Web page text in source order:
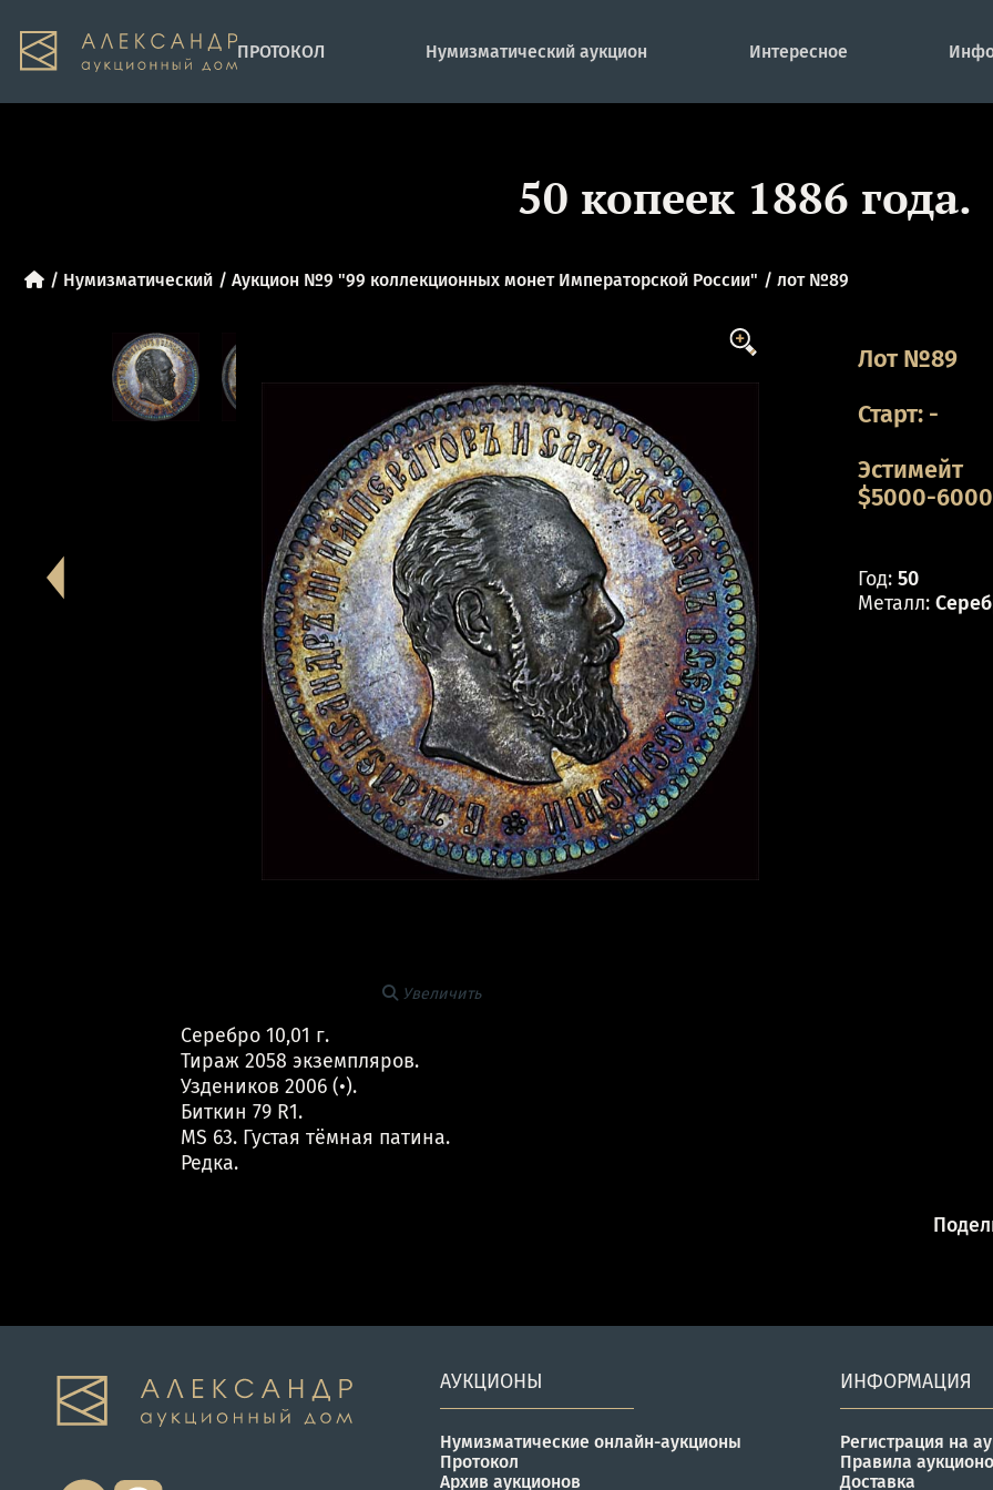
ПРОТОКОЛ Нумизматический аукцион Интересное
50 копеек 1886 года.
Нумизматический Аукцион №9 "99 коллекционных монет Императорской России" лот №89
Увеличить
Лот №89
Старт: -
Эстимейт
$5000-
Год: 50
Металл:
Серебро 10,01 г.
Тираж 2058 экземпляров.
Уздеников 2006 (•).
Биткин 79 R1.
MS 63. Густая тёмная патина.
Редка.
АУКЦИОНЫ
Нумизматические онлайн-аукционы
Протокол
Архив аукционов
ИНФОРМАЦИЯ
Регистрация на
Правила
Доставка